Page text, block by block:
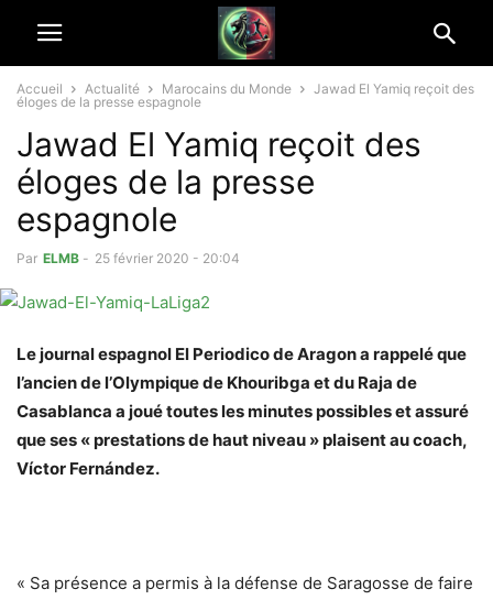
Accueil Actualité Marocains du Monde
Jawad El Yamiq reçoit des
éloges de la presse espagnole
Jawad El Yamiq reçoit des
éloges de la presse
espagnole
Par ELMB - 25 février 2020 - 20:04
Le journal espagnol El Periodico de Aragon a rappelé que
l’ancien de l’Olympique de Khouribga et du Raja de
Casablanca a joué toutes les minutes possibles et assuré
que ses « prestations de haut niveau » plaisent au coach,
Víctor Fernández.
« Sa présence a permis à la défense de Saragosse de faire